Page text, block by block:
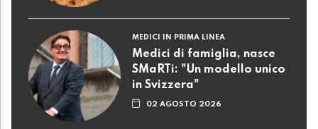
MEDICI IN PRIMA LINEA
Medici di famiglia, nasce
SMaRTi: "Un modello unico
in Svizzera"
02 AGOSTO 2026